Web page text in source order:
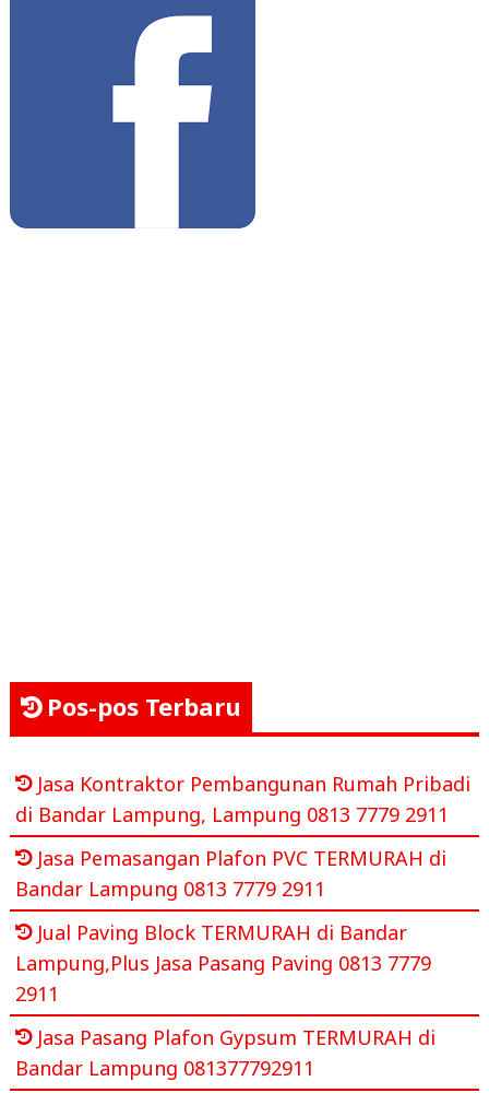
Pos-pos Terbaru
Jasa Kontraktor Pembangunan Rumah Pribadi
di Bandar Lampung, Lampung 0813 7779 2911
Jasa Pemasangan Plafon PVC TERMURAH di
Bandar Lampung 0813 7779 2911
Jual Paving Block TERMURAH di Bandar
Lampung,Plus Jasa Pasang Paving 0813 7779
2911
Jasa Pasang Plafon Gypsum TERMURAH di
Bandar Lampung 081377792911